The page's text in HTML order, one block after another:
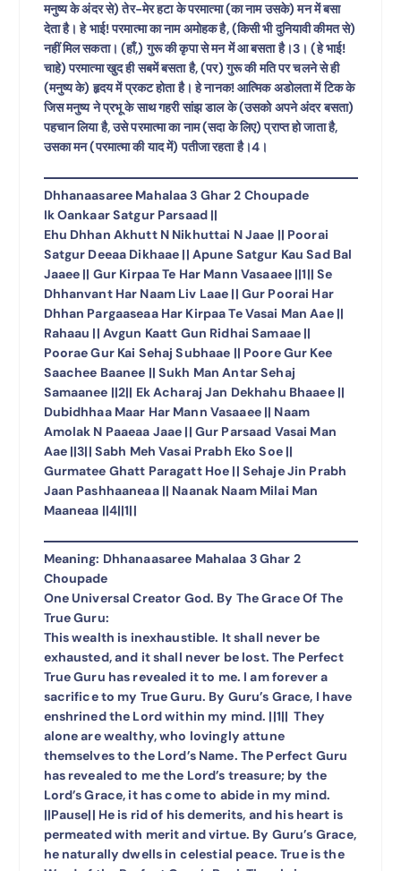
मनुष्य के अंदर से) तेर-मेर हटा के परमात्मा (का नाम उसके) मन में बसा
देता है। हे भाई! परमात्मा का नाम अमोहक है, (किसी भी दुनियावी कीमत से)
नहीं मिल सकता। (हाँ,) गुरू की कृपा से मन में आ बसता है।3। (हे भाई!
चाहे) परमात्मा खुद ही सबमें बसता है, (पर) गुरू की मति पर चलने से ही
(मनुष्य के) हृदय में प्रकट होता है। हे नानक! आत्मिक अडोलता में टिक के
जिस मनुष्य ने प्रभू के साथ गहरी सांझ डाल के (उसको अपने अंदर बसता)
पहचान लिया है, उसे परमात्मा का नाम (सदा के लिए) प्राप्त हो जाता है,
उसका मन (परमात्मा की याद में) पतीजा रहता है।4।
Dhhanaasaree Mahalaa 3 Ghar 2 Choupade
Ik Oankaar Satgur Parsaad ||
Ehu Dhhan Akhutt N Nikhuttai N Jaae || Poorai
Satgur Deeaa Dikhaae || Apune Satgur Kau Sad Bal
Jaaee || Gur Kirpaa Te Har Mann Vasaaee ||1|| Se
Dhhanvant Har Naam Liv Laae || Gur Poorai Har
Dhhan Pargaaseaa Har Kirpaa Te Vasai Man Aae ||
Rahaau || Avgun Kaatt Gun Ridhai Samaae ||
Poorae Gur Kai Sehaj Subhaae || Poore Gur Kee
Saachee Baanee || Sukh Man Antar Sehaj
Samaanee ||2|| Ek Acharaj Jan Dekhahu Bhaaee ||
Dubidhhaa Maar Har Mann Vasaaee || Naam
Amolak N Paaeaa Jaae || Gur Parsaad Vasai Man
Aae ||3|| Sabh Meh Vasai Prabh Eko Soe ||
Gurmatee Ghatt Paragatt Hoe || Sehaje Jin Prabh
Jaan Pashhaaneaa || Naanak Naam Milai Man
Maaneaa ||4||1||
Meaning: Dhhanaasaree Mahalaa 3 Ghar 2
Choupade
One Universal Creator God. By The Grace Of The
True Guru:
This wealth is inexhaustible. It shall never be
exhausted, and it shall never be lost. The Perfect
True Guru has revealed it to me. I am forever a
sacrifice to my True Guru. By Guru’s Grace, I have
enshrined the Lord within my mind. ||1|| They
alone are wealthy, who lovingly attune
themselves to the Lord’s Name. The Perfect Guru
has revealed to me the Lord’s treasure; by the
Lord’s Grace, it has come to abide in my mind.
||Pause|| He is rid of his demerits, and his heart is
permeated with merit and virtue. By Guru’s Grace,
he naturally dwells in celestial peace. True is the